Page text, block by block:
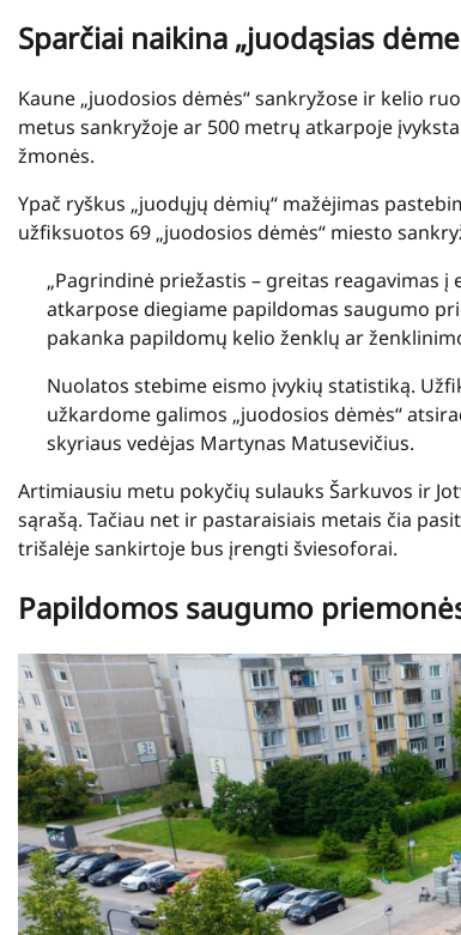
Sparčiai naikina „juodąsias
Kaune „juodosios dėmės“ sankryžose ir kelio
metus sankryžoje ar 500 metrų atkarpoje
žmonės.
Ypač ryškus „juodųjų dėmių“ mažėjimas
užfiksuotos 69 „juodosios dėmės“ miesto
„Pagrindinė priežastis – greitas reagavimas
atkarpose diegiame papildomas saugumo
pakanka papildomų kelio ženklų ar
Nuolatos stebime eismo įvykių statistiką.
užkardome galimos „juodosios dėmės“
skyriaus vedėjas Martynas Matusevičius.
Artimiausiu metu pokyčių sulauks Šarkuvos ir
sąrašą. Tačiau net ir pastaraisiais metais čia
trišalėje sankirtoje bus įrengti šviesoforai.
Papildomos saugumo